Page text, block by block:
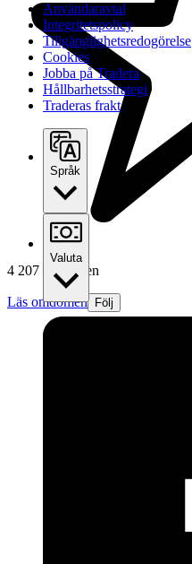
4 207 omdömen
Läs omdömen Följ
Användaravtal
Integritetspolicy
Tillgänglighetsredogörelse
Cookies
Jobba på Tradera
Hållbarhetsstrategi
Traderas frakt
Språk
Valuta